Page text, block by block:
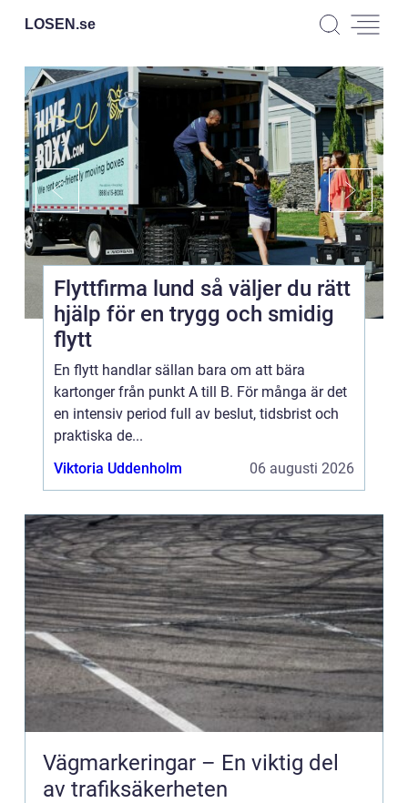
LOSEN.se
Flyttfirma lund så väljer du rätt
hjälp för en trygg och smidig
flytt
En flytt handlar sällan bara om att bära
kartonger från punkt A till B. För många är det
en intensiv period full av beslut, tidsbrist och
praktiska de...
Viktoria Uddenholm
06 augusti 2026
Vägmarkeringar – En viktig del
av trafiksäkerheten